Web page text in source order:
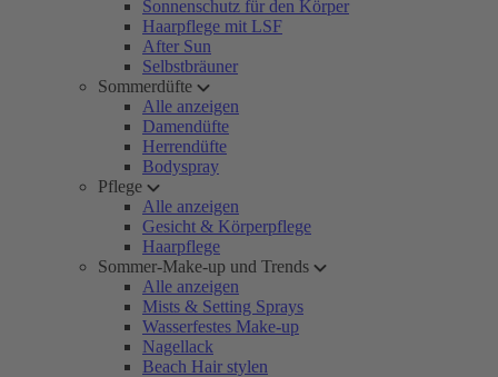
Sonnenschutz für den Körper
Haarpflege mit LSF
After Sun
Selbstbräuner
Sommerdüfte
Alle anzeigen
Damendüfte
Herrendüfte
Bodyspray
Pflege
Alle anzeigen
Gesicht & Körperpflege
Haarpflege
Sommer-Make-up und Trends
Alle anzeigen
Mists & Setting Sprays
Wasserfestes Make-up
Nagellack
Beach Hair stylen